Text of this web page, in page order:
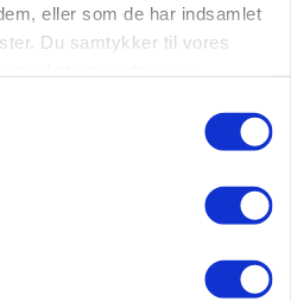
eller som de har indsamlet
Du samtykker til vores
Sådan holder PN